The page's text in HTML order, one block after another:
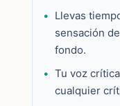
Llevas
sensación
fondo.
Tu voz
cualquier